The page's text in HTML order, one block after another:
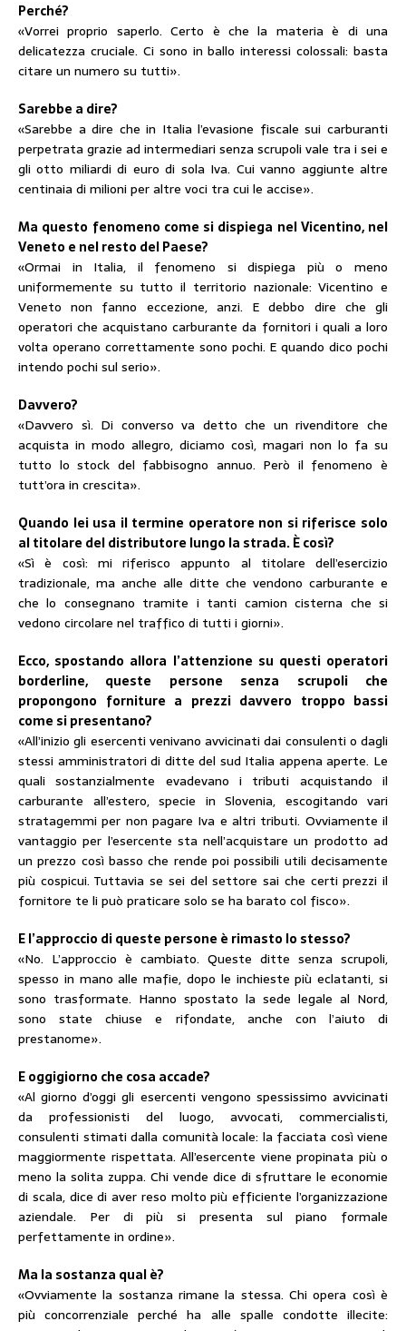
Perché?
«Vorrei proprio saperlo. Certo è che la materia è di una
delicatezza cruciale. Ci sono in ballo interessi colossali: basta
citare un numero su tutti».
Sarebbe a dire?
«Sarebbe a dire che in Italia l’evasione fiscale sui carburanti
perpetrata grazie ad intermediari senza scrupoli vale tra i sei e
gli otto miliardi di euro di sola Iva. Cui vanno aggiunte altre
centinaia di milioni per altre voci tra cui le accise».
Ma questo fenomeno come si dispiega nel Vicentino, nel
Veneto e nel resto del Paese?
«Ormai in Italia, il fenomeno si dispiega più o meno
uniformemente su tutto il territorio nazionale: Vicentino e
Veneto non fanno eccezione, anzi. E debbo dire che gli
operatori che acquistano carburante da fornitori i quali a loro
volta operano correttamente sono pochi. E quando dico pochi
intendo pochi sul serio».
Davvero?
«Davvero sì. Di converso va detto che un rivenditore che
acquista in modo allegro, diciamo così, magari non lo fa su
tutto lo stock del fabbisogno annuo. Però il fenomeno è
tutt’ora in crescita».
Quando lei usa il termine operatore non si riferisce solo
al titolare del distributore lungo la strada. È così?
«Sì è così: mi riferisco appunto al titolare dell’esercizio
tradizionale, ma anche alle ditte che vendono carburante e
che lo consegnano tramite i tanti camion cisterna che si
vedono circolare nel traffico di tutti i giorni».
Ecco, spostando allora l’attenzione su questi operatori
borderline, queste persone senza scrupoli che
propongono forniture a prezzi davvero troppo bassi
come si presentano?
«All’inizio gli esercenti venivano avvicinati dai consulenti o dagli
stessi amministratori di ditte del sud Italia appena aperte. Le
quali sostanzialmente evadevano i tributi acquistando il
carburante all’estero, specie in Slovenia, escogitando vari
stratagemmi per non pagare Iva e altri tributi. Ovviamente il
vantaggio per l’esercente sta nell’acquistare un prodotto ad
un prezzo così basso che rende poi possibili utili decisamente
più cospicui. Tuttavia se sei del settore sai che certi prezzi il
fornitore te li può praticare solo se ha barato col fisco».
E l’approccio di queste persone è rimasto lo stesso?
«No. L’approccio è cambiato. Queste ditte senza scrupoli,
spesso in mano alle mafie, dopo le inchieste più eclatanti, si
sono trasformate. Hanno spostato la sede legale al Nord,
sono state chiuse e rifondate, anche con l’aiuto di
prestanome».
E oggigiorno che cosa accade?
«Al giorno d’oggi gli esercenti vengono spessissimo avvicinati
da professionisti del luogo, avvocati, commercialisti,
consulenti stimati dalla comunità locale: la facciata così viene
maggiormente rispettata. All’esercente viene propinata più o
meno la solita zuppa. Chi vende dice di sfruttare le economie
di scala, dice di aver reso molto più efficiente l’organizzazione
aziendale. Per di più si presenta sul piano formale
perfettamente in ordine».
Ma la sostanza qual è?
«Ovviamente la sostanza rimane la stessa. Chi opera così è
più concorrenziale perché ha alle spalle condotte illecite: